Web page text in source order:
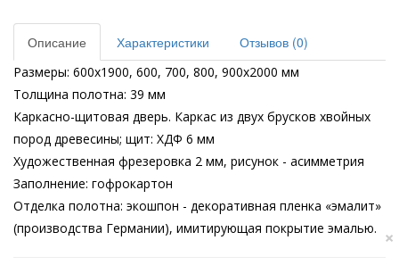
Описание Характеристики Отзывов (0)
Размеры: 600х1900, 600, 700, 800, 900х2000 мм
Толщина полотна: 39 мм
Каркасно-щитовая дверь. Каркас из двух брусков хвойных
пород древесины; щит: ХДФ 6 мм
Художественная фрезеровка 2 мм, рисунок - асимметрия
Заполнение: гофрокартон
Отделка полотна: экошпон - декоративная пленка «эмалит»
(производства Германии), имитирующая покрытие эмалью. ×